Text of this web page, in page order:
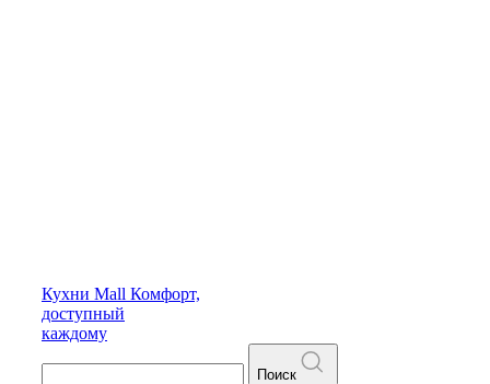
Кухни Mall Комфорт,
доступный
каждому
Поиск